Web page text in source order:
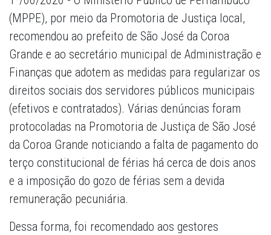
(MPPE), por meio da Promotoria de Justiça local,
recomendou ao prefeito de São José da Coroa
Grande e ao secretário municipal de Administração e
Finanças que adotem as medidas para regularizar os
direitos sociais dos servidores públicos municipais
(efetivos e contratados). Várias denúncias foram
protocoladas na Promotoria de Justiça de São José
da Coroa Grande noticiando a falta de pagamento do
terço constitucional de férias há cerca de dois anos
e a imposição do gozo de férias sem a devida
remuneração pecuniária.
Dessa forma, foi recomendado aos gestores